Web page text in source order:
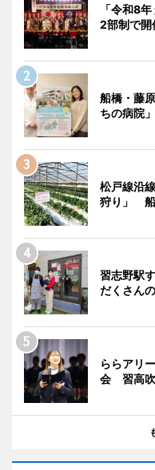
「令和8
2部制で開
船橋・藤
ちの病院
松戸線沿
狩り」 船
習志野駅
だくさん
ららアリ
会 習高吹